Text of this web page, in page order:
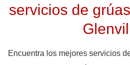
servicios de
Encuentra los mejores servicios